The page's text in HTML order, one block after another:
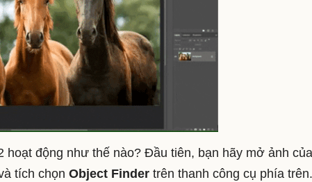
hoạt động như thế nào? Đầu tiên, bạn hãy mở ảnh của
tích chọn Object Finder trên thanh công cụ phía